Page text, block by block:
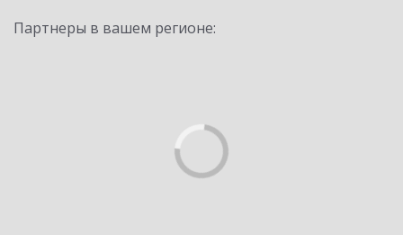
Партнеры в вашем регионе: